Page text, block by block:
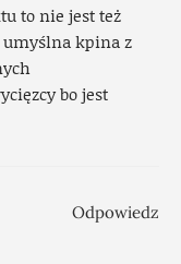
to nie jest też
kpina z
bo jest
Odpowiedz